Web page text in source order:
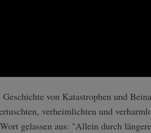
von Katastrophen und
verheimlichten und
gelassen aus: "Allein durch